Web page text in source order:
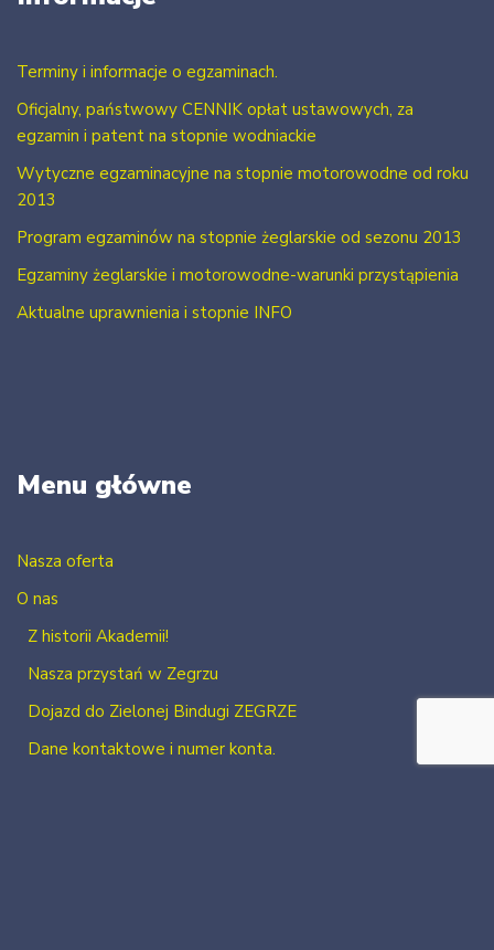
Terminy i informacje o egzaminach.
Oficjalny, państwowy CENNIK opłat ustawowych, za
egzamin i patent na stopnie wodniackie
Wytyczne egzaminacyjne na stopnie motorowodne od roku
2013
Program egzaminów na stopnie żeglarskie od sezonu 2013
Egzaminy żeglarskie i motorowodne-warunki przystąpienia
Aktualne uprawnienia i stopnie INFO
Menu główne
Nasza oferta
O nas
Z historii Akademii!
Nasza przystań w Zegrzu
Dojazd do Zielonej Bindugi ZEGRZE
Dane kontaktowe i numer konta.